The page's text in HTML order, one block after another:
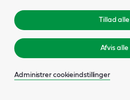
Tillad alle
Afvis alle
Administrer cookieindstillinger